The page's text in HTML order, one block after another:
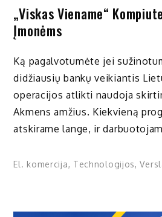
„Viskas Viename“
Įmonėms
Ką pagalvotumėte jei
didžiausių bankų veikiantis
operacijos atlikti naudoja
Akmens amžius. Kiekvieną
atskirame lange, ir
El. komercija, Technologijos,